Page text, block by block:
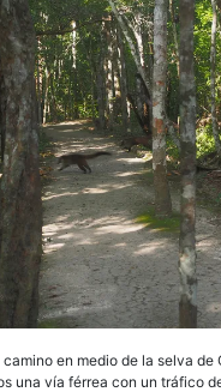
en medio de la selva de
una vía férrea con un tráfico